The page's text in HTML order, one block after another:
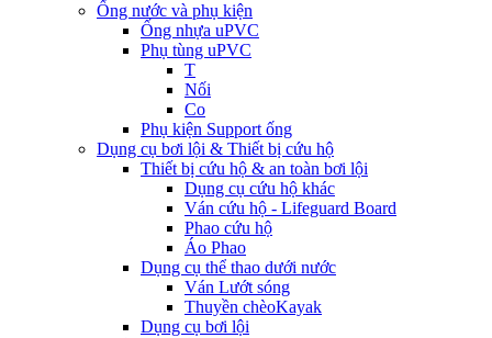
Ống nước và phụ kiện
Ống nhựa uPVC
Phụ tùng uPVC
T
Nối
Co
Phụ kiện Support ống
Dụng cụ bơi lội & Thiết bị cứu hộ
Thiết bị cứu hộ & an toàn bơi lội
Dụng cụ cứu hộ khác
Ván cứu hộ - Lifeguard Board
Phao cứu hộ
Áo Phao
Dụng cụ thể thao dưới nước
Ván Lướt sóng
Thuyền chèoKayak
Dụng cụ bơi lội